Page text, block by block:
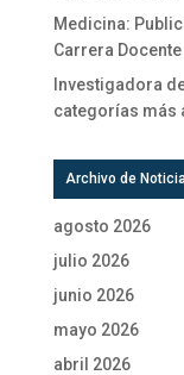
Medicina:
Carrera Docente
Investigadora
categorías más
Archivo de
agosto 2026
julio 2026
junio 2026
mayo 2026
abril 2026